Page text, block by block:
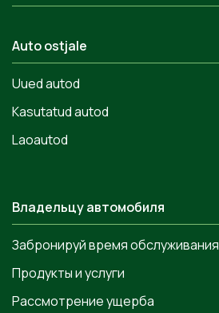
Auto ostjale
Uued autod
Kasutatud autod
Laoautod
Владельцу автомобиля
Забронируй время обслуживания
Продукты и услуги
Рассмотрение ущерба